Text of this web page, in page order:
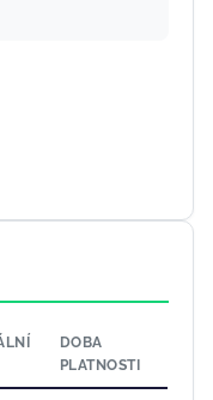
DOBA
PLATNOSTI